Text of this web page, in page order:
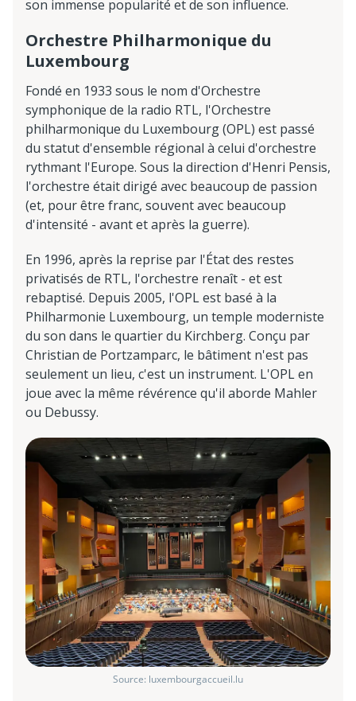
son immense popularité et de son influence.
Orchestre Philharmonique du
Luxembourg
Fondé en 1933 sous le nom d'Orchestre
symphonique de la radio RTL, l'Orchestre
philharmonique du Luxembourg (OPL) est passé
du statut d'ensemble régional à celui d'orchestre
rythmant l'Europe. Sous la direction d'Henri Pensis,
l'orchestre était dirigé avec beaucoup de passion
(et, pour être franc, souvent avec beaucoup
d'intensité - avant et après la guerre).
En 1996, après la reprise par l'État des restes
privatisés de RTL, l'orchestre renaît - et est
rebaptisé. Depuis 2005, l'OPL est basé à la
Philharmonie Luxembourg, un temple moderniste
du son dans le quartier du Kirchberg. Conçu par
Christian de Portzamparc, le bâtiment n'est pas
seulement un lieu, c'est un instrument. L'OPL en
joue avec la même révérence qu'il aborde Mahler
ou Debussy.
Source: luxembourgaccueil.lu